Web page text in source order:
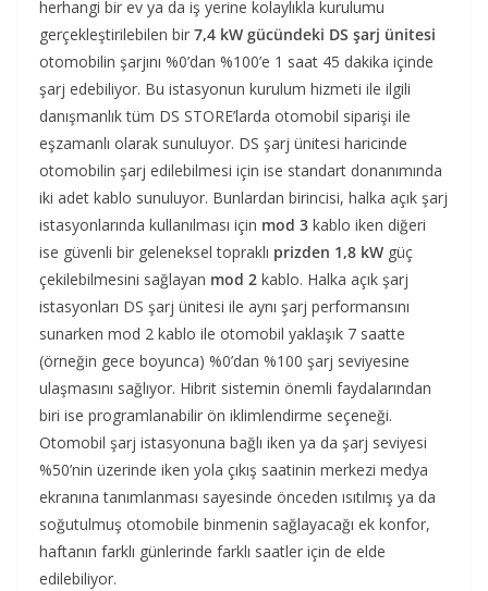
herhangi bir ev ya da iş yerine kolaylıkla kurulumu
gerçekleştirilebilen bir 7,4 kW gücündeki DS şarj ünitesi
otomobilin şarjını %0’dan %100’e 1 saat 45 dakika içinde
şarj edebiliyor. Bu istasyonun kurulum hizmeti ile ilgili
danışmanlık tüm DS STORE’larda otomobil siparişi ile
eşzamanlı olarak sunuluyor. DS şarj ünitesi haricinde
otomobilin şarj edilebilmesi için ise standart donanımında
iki adet kablo sunuluyor. Bunlardan birincisi, halka açık şarj
istasyonlarında kullanılması için mod 3 kablo iken diğeri
ise güvenli bir geleneksel topraklı prizden 1,8 kW güç
çekilebilmesini sağlayan mod 2 kablo. Halka açık şarj
istasyonları DS şarj ünitesi ile aynı şarj performansını
sunarken mod 2 kablo ile otomobil yaklaşık 7 saatte
(örneğin gece boyunca) %0’dan %100 şarj seviyesine
ulaşmasını sağlıyor. Hibrit sistemin önemli faydalarından
biri ise programlanabilir ön iklimlendirme seçeneği.
Otomobil şarj istasyonuna bağlı iken ya da şarj seviyesi
%50’nin üzerinde iken yola çıkış saatinin merkezi medya
ekranına tanımlanması sayesinde önceden ısıtılmış ya da
soğutulmuş otomobile binmenin sağlayacağı ek konfor,
haftanın farklı günlerinde farklı saatler için de elde
edilebiliyor.